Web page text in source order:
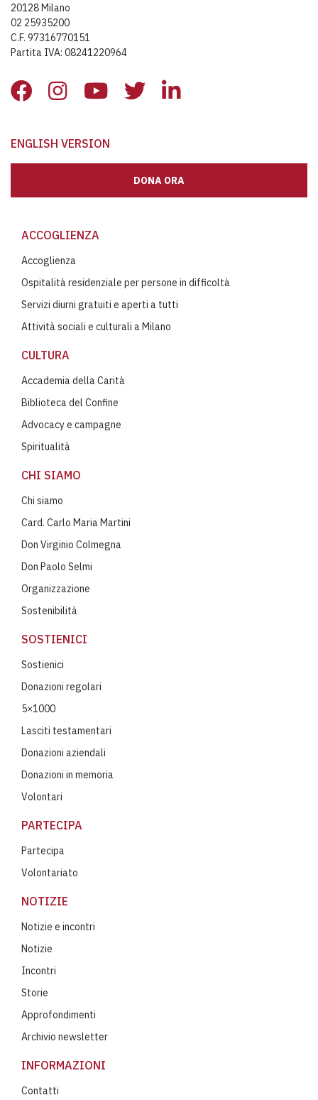
20128 Milano
02 25935200
C.F. 97316770151
Partita IVA: 08241220964
ENGLISH VERSION
DONA ORA
ACCOGLIENZA
Accoglienza
Ospitalità residenziale per persone in difficoltà
Servizi diurni gratuiti e aperti a tutti
Attività sociali e culturali a Milano
CULTURA
Accademia della Carità
Biblioteca del Confine
Advocacy e campagne
Spiritualità
CHI SIAMO
Chi siamo
Card. Carlo Maria Martini
Don Virginio Colmegna
Don Paolo Selmi
Organizzazione
Sostenibilità
SOSTIENICI
Sostienici
Donazioni regolari
5×1000
Lasciti testamentari
Donazioni aziendali
Donazioni in memoria
Volontari
PARTECIPA
Partecipa
Volontariato
NOTIZIE
Notizie e incontri
Notizie
Incontri
Storie
Approfondimenti
Archivio newsletter
INFORMAZIONI
Contatti